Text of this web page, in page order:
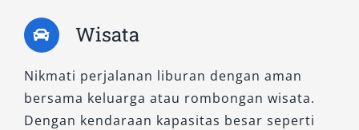
Wisata
Nikmati perjalanan liburan dengan aman
bersama keluarga atau rombongan wisata.
Dengan kendaraan kapasitas besar seperti